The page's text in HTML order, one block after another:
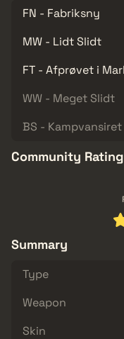
FN - Fabriksny
MW - Lidt Slidt
FT - Afprøvet i
WW - Meget Slidt
BS - Kampvansiret
Community Rating
Summary
Type
Weapon
Skin